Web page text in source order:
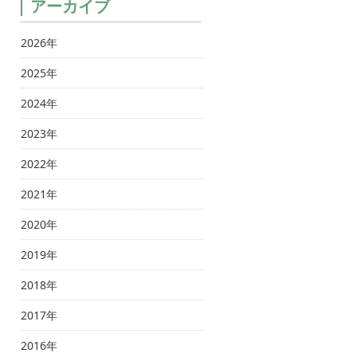
アーカイブ
2026年
2025年
2024年
2023年
2022年
2021年
2020年
2019年
2018年
2017年
2016年